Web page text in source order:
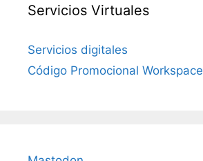
Servicios Virtuales
Servicios digitales
Código Promocional Workspace